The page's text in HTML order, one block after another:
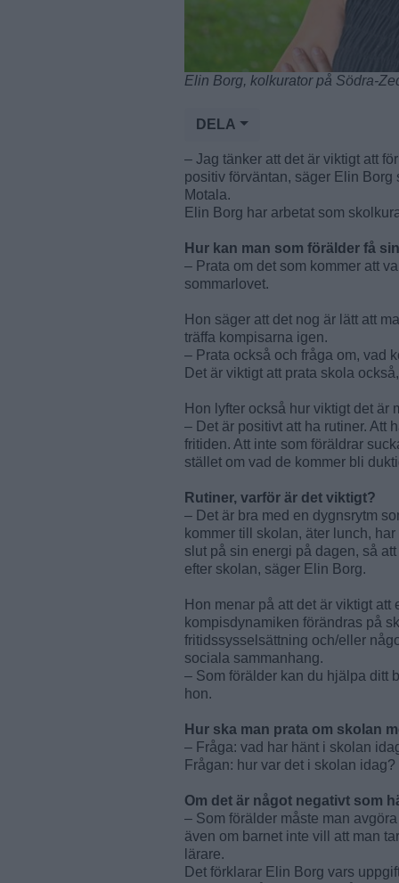
Elin Borg, kolkurator på Södra-
DELA
– Jag tänker att det är viktigt att
positiv förväntan, säger Elin
Motala.
Elin Borg har arbetat som
Hur kan man som förälder få
– Prata om det som kommer att
sommarlovet.
Hon säger att det nog är lätt att
träffa kompisarna igen.
– Prata också och fråga om, vad
Det är viktigt att prata skola
Hon lyfter också hur viktigt det är
– Det är positivt att ha rutiner. Att
fritiden. Att inte som föräldrar
stället om vad de kommer bli
Rutiner, varför är det viktigt?
– Det är bra med en dygnsrytm
kommer till skolan, äter lunch,
slut på sin energi på dagen, så
efter skolan, säger Elin Borg.
Hon menar på att det är viktigt
kompisdynamiken förändras på
fritidssysselsättning och/eller
sociala sammanhang.
– Som förälder kan du hjälpa ditt
hon.
Hur ska man prata om skolan
– Fråga: vad har hänt i skolan
Frågan: hur var det i skolan
Om det är något negativt som
– Som förälder måste man
även om barnet inte vill att man
lärare.
Det förklarar Elin Borg vars